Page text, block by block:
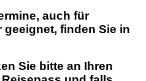
auch für
finden Sie in
Sie bitte an Ihren